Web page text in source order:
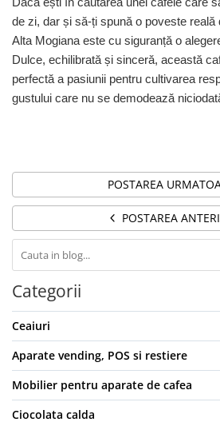
Dacă ești în căutarea unei cafele care
de zi, dar și să-ți spună o poveste reală
Alta Mogiana este cu siguranță o
Dulce, echilibrată și sinceră, această
perfectă a pasiunii pentru cultivarea
gustului care nu se demodează
POSTAREA
POSTAREA
Categorii
Ceaiuri
Aparate vending, POS si restiere
Mobilier pentru aparate de cafea
Ciocolata calda